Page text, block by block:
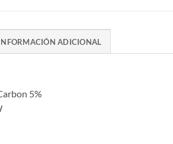
ADICIONAL
5%